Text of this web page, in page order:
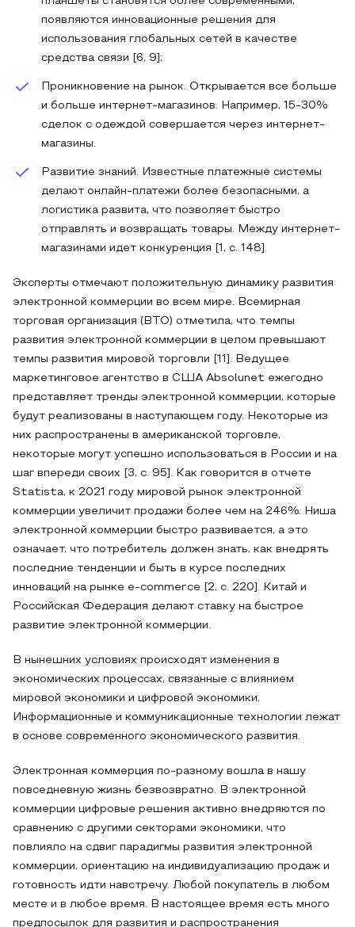
появляются инновационные решения для
использования глобальных сетей в качестве
средства связи [6, 9];
Проникновение на рынок. Открывается все больше
и больше интернет-магазинов. Например, 15-30%
сделок с одеждой совершается через интернет-
магазины.
Развитие знаний. Известные платежные системы
делают онлайн-платежи более безопасными, а
логистика развита, что позволяет быстро
отправлять и возвращать товары. Между интернет-
магазинами идет конкуренция [1, с. 148].
Эксперты отмечают положительную динамику развития
электронной коммерции во всем мире. Всемирная
торговая организация (ВТО) отметила, что темпы
развития электронной коммерции в целом превышают
темпы развития мировой торговли [11]. Ведущее
маркетинговое агентство в США Absolunet ежегодно
представляет тренды электронной коммерции, которые
будут реализованы в наступающем году. Некоторые из
них распространены в американской торговле,
некоторые могут успешно использоваться в России и на
шаг впереди своих [3, с. 95]. Как говорится в отчете
Statista, к 2021 году мировой рынок электронной
коммерции увеличит продажи более чем на 246%. Ниша
электронной коммерции быстро развивается, а это
означает, что потребитель должен знать, как внедрять
последние тенденции и быть в курсе последних
инноваций на рынке e-commerce [2, с. 220]. Китай и
Российская Федерация делают ставку на быстрое
развитие электронной коммерции.
В нынешних условиях происходят изменения в
экономических процессах, связанные с влиянием
мировой экономики и цифровой экономики.
Информационные и коммуникационные технологии лежат
в основе современного экономического развития.
Электронная коммерция по-разному вошла в нашу
повседневную жизнь безвозвратно. В электронной
коммерции цифровые решения активно внедряются по
сравнению с другими секторами экономики, что
повлияло на сдвиг парадигмы развития электронной
коммерции, ориентацию на индивидуализацию продаж и
готовность идти навстречу. Любой покупатель в любом
месте и в любое время. В настоящее время есть много
предпосылок для развития и распространения